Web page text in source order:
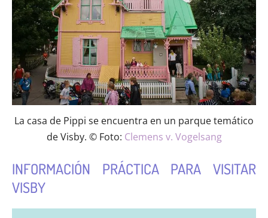
La casa de Pippi se encuentra en un parque temático
de Visby. © Foto: Clemens v. Vogelsang
INFORMACIÓN PRÁCTICA PARA VISITAR
VISBY